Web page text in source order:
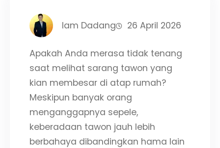
Iam Dadang 26 April 2026
Apakah Anda merasa tidak tenang
saat melihat sarang tawon yang
kian membesar di atap rumah?
Meskipun banyak orang
menganggapnya sepele,
keberadaan tawon jauh lebih
berbahaya dibandingkan hama lain